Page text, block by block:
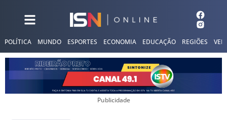
POLÍTICA MUNDO ESPORTES ECONOMIA EDUCAÇÃO REGIÕES
Publicidade